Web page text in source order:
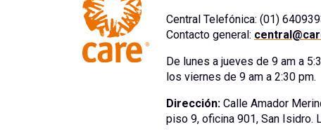
Central Telefónica: (01)
Contacto general:
De lunes a jueves de 9 am a
los viernes de 9 am a 2:30 pm.
Dirección: Calle Amador
piso 9, oficina 901, San Isidro.